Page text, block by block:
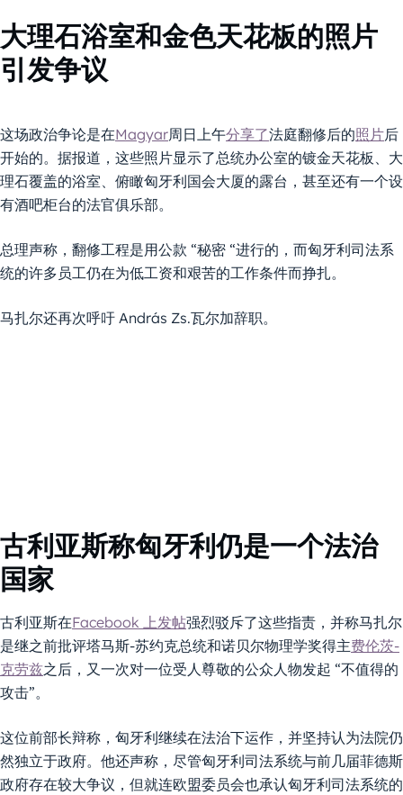
大理石浴室和金色天花板的照片
引发争议
这场政治争论是在Magyar周日上午分享了法庭翻修后的照片后
开始的。据报道，这些照片显示了总统办公室的镀金天花板、大
理石覆盖的浴室、俯瞰匈牙利国会大厦的露台，甚至还有一个设
有酒吧柜台的法官俱乐部。
总理声称，翻修工程是用公款 “秘密 “进行的，而匈牙利司法系
统的许多员工仍在为低工资和艰苦的工作条件而挣扎。
马扎尔还再次呼吁 András Zs.瓦尔加辞职。
古利亚斯称匈牙利仍是一个法治
国家
古利亚斯在Facebook 上发帖强烈驳斥了这些指责，并称马扎尔
是继之前批评塔马斯-苏约克总统和诺贝尔物理学奖得主费伦茨-
克劳兹之后，又一次对一位受人尊敬的公众人物发起 “不值得的
攻击”。
这位前部长辩称，匈牙利继续在法治下运作，并坚持认为法院仍
然独立于政府。他还声称，尽管匈牙利司法系统与前几届菲德斯
政府存在较大争议，但就连欧盟委员会也承认匈牙利司法系统的